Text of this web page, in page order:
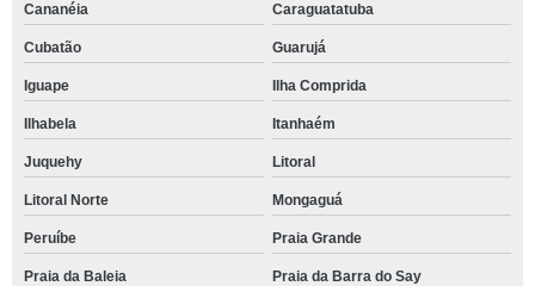
Cananéia Caraguatatuba
Cubatão Guarujá
Iguape Ilha Comprida
Ilhabela Itanhaém
Juquehy Litoral
Litoral Norte Mongaguá
Peruíbe Praia Grande
Praia da Baleia Praia da Barra do Say